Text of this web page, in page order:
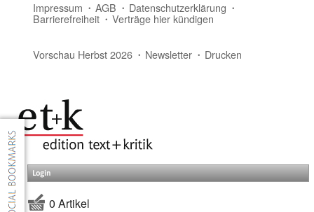
Impressum AGB Datenschutzerklärung
Barrierefreiheit Verträge hier kündigen
Vorschau Herbst 2026 Newsletter Drucken
Login
0 Artikel